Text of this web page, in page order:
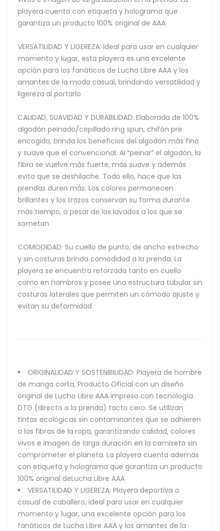
playera cuenta con etiqueta y holograma que
garantiza un producto 100% original de AAA
VERSATILIDAD Y LIGEREZA: Ideal para usar en cualquier
momento y lugar, esta playera es una excelente
opción para los fanáticos de Lucha Libre AAA y los
amantes de la moda casual, brindando versatilidad y
ligereza al portarlo
CALIDAD, SUAVIDAD Y DURABILIDAD: Elaborada de 100%
algodón peinado/cepillado ring spun, chifón pre
encogido, brinda los beneficios del algodón más fino
y suave que el convencional. Al “peinar” el algodón, la
fibra se vuelve más fuerte, más suave y además
evita que se deshilache. Todo ello, hace que las
prendas duren más. Los colores permanecen
brillantes y los trazos conservan su forma durante
más tiempo, a pesar de los lavados a los que se
sometan
COMODIDAD: Su cuello de punto, de ancho estrecho
y sin costuras brinda comodidad a la prenda. La
playera se encuentra reforzada tanto en cuello
como en hombros y posee una estructura tubular sin
costuras laterales que permiten un cómodo ajuste y
evitan su deformidad
ORIGINALIDAD Y SOSTENIBILIDAD: Playera de hombre
de manga corta, Producto Oficial con un diseño
original de Lucha Libre AAA impreso con tecnología
DTG (directo a la prenda) tacto cero. Se utilizan
tintas ecológicas sin contaminantes que se adhieren
a las fibras de la ropa, garantizando calidad, colores
vivos e imagen de larga duración en la camiseta sin
comprometer el planeta. La playera cuenta además
con etiqueta y holograma que garantiza un producto
100% original deLucha Libre AAA
VERSATILIDAD Y LIGEREZA: Playera deportiva o
casual de caballero, ideal para usar en cualquier
momento y lugar, una excelente opción para los
fanáticos de Lucha Libre AAA y los amantes de la